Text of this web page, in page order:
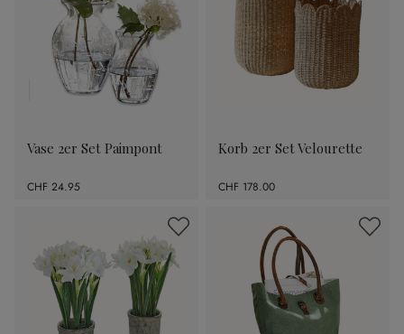
Vase 2er Set Paimpont
CHF 24.95
Korb 2er Set Velourette
CHF 178.00